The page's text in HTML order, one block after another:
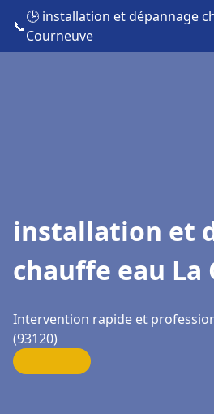
📞
🕒 installation et dépannage
Courneuve
installation et
chauffe eau La
Intervention rapide et
(93120)